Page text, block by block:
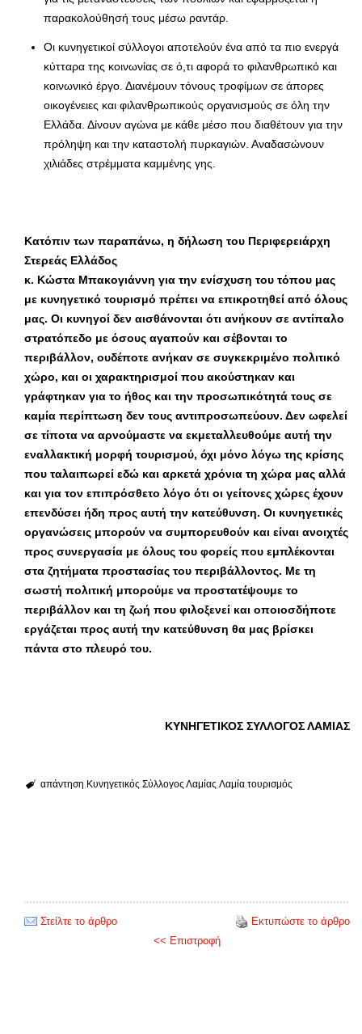
παρακολούθησή τους μέσω ραντάρ.
Οι κυνηγετικοί σύλλογοι αποτελούν ένα από τα πιο ενεργά
κύτταρα της κοινωνίας σε ό,τι αφορά το φιλανθρωπικό και
κοινωνικό έργο. Διανέμουν τόνους τροφίμων σε άπορες
οικογένειες και φιλανθρωπικούς οργανισμούς σε όλη την
Ελλάδα. Δίνουν αγώνα με κάθε μέσο που διαθέτουν για την
πρόληψη και την καταστολή πυρκαγιών. Αναδασώνουν
χιλιάδες στρέμματα καμμένης γης.
Κατόπιν των παραπάνω, η δήλωση του Περιφερειάρχη
Στερεάς Ελλάδος
κ. Κώστα Μπακογιάννη για την ενίσχυση του τόπου μας
με κυνηγετικό τουρισμό πρέπει να επικροτηθεί από όλους
μας. Οι κυνηγοί δεν αισθάνονται ότι ανήκουν σε αντίπαλο
στρατόπεδο με όσους αγαπούν και σέβονται το
περιβάλλον, ουδέποτε ανήκαν σε συγκεκριμένο πολιτικό
χώρο, και οι χαρακτηρισμοί που ακούστηκαν και
γράφτηκαν για το ήθος και την προσωπικότητά τους σε
καμία περίπτωση δεν τους αντιπροσωπεύουν. Δεν ωφελεί
σε τίποτα να αρνούμαστε να εκμεταλλευθούμε αυτή την
εναλλακτική μορφή τουρισμού, όχι μόνο λόγω της κρίσης
που ταλαιπωρεί εδώ και αρκετά χρόνια τη χώρα μας αλλά
και για τον επιπρόσθετο λόγο ότι οι γείτονες χώρες έχουν
επενδύσει ήδη προς αυτή την κατεύθυνση. Οι κυνηγετικές
οργανώσεις μπορούν να συμπορευθούν και είναι ανοιχτές
προς συνεργασία με όλους του φορείς που εμπλέκονται
στα ζητήματα προστασίας του περιβάλλοντος. Με τη
σωστή πολιτική μπορούμε να προστατέψουμε το
περιβάλλον και τη ζωή που φιλοξενεί και οποιοσδήποτε
εργάζεται προς αυτή την κατεύθυνση θα μας βρίσκει
πάντα στο πλευρό του.
ΚΥΝΗΓΕΤΙΚΟΣ ΣΥΛΛΟΓΟΣ ΛΑΜΙΑΣ
απάντηση Κυνηγετικός Σύλλογος Λαμίας Λαμία τουρισμός
Στείλτε το άρθρο
Εκτυπώστε το άρθρο
<< Επιστροφή